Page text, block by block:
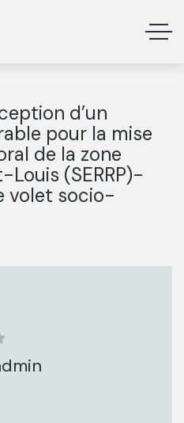
d’un
pour la mise
de la zone
(SERRP)-